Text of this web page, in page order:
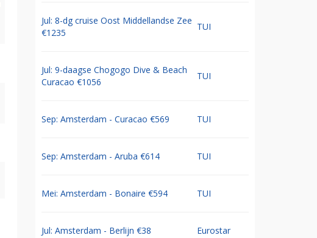
Jul: 8-dg cruise Oost Middellandse Zee
€1235
TUI
Jul: 9-daagse Chogogo Dive & Beach
Curacao €1056
TUI
Sep: Amsterdam - Curacao €569 TUI
Sep: Amsterdam - Aruba €614 TUI
Mei: Amsterdam - Bonaire €594 TUI
Jul: Amsterdam - Berlijn €38 Eurostar